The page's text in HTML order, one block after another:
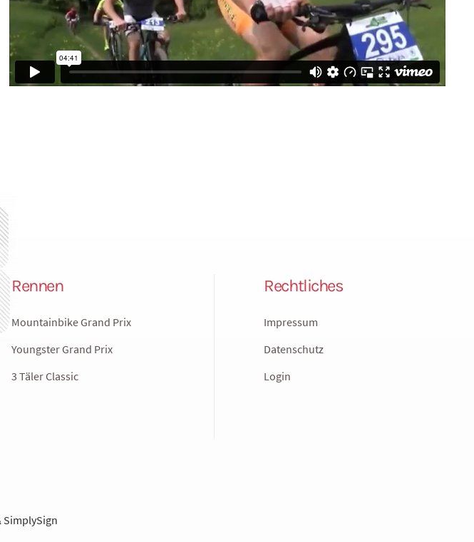
Rennen
Mountainbike Grand Prix
Youngster Grand Prix
3 Täler Classic
Rechtliches
Impressum
Datenschutz
Login
SimplySign